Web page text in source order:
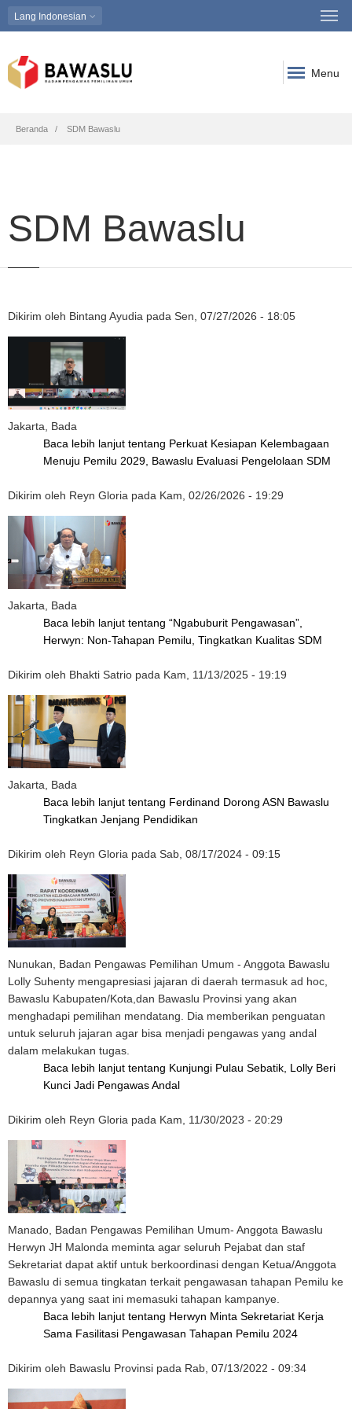
Lang Indonesian
Menu
Breadcrumb
Beranda SDM Bawaslu
SDM Bawaslu
Dikirim oleh Bintang Ayudia pada Sen, 07/27/2026 - 18:05
Jakarta, Bada
Baca lebih lanjut tentang Perkuat Kesiapan Kelembagaan
Menuju Pemilu 2029, Bawaslu Evaluasi Pengelolaan SDM
Dikirim oleh Reyn Gloria pada Kam, 02/26/2026 - 19:29
Jakarta, Bada
Baca lebih lanjut tentang “Ngabuburit Pengawasan”,
Herwyn: Non-Tahapan Pemilu, Tingkatkan Kualitas SDM
Dikirim oleh Bhakti Satrio pada Kam, 11/13/2025 - 19:19
Jakarta, Bada
Baca lebih lanjut tentang Ferdinand Dorong ASN Bawaslu
Tingkatkan Jenjang Pendidikan
Dikirim oleh Reyn Gloria pada Sab, 08/17/2024 - 09:15
Nunukan, Badan Pengawas Pemilihan Umum - Anggota Bawaslu
Lolly Suhenty mengapresiasi jajaran di daerah termasuk ad hoc,
Bawaslu Kabupaten/Kota,dan Bawaslu Provinsi yang akan
menghadapi pemilihan mendatang. Dia memberikan penguatan
untuk seluruh jajaran agar bisa menjadi pengawas yang andal
dalam melakukan tugas.
Baca lebih lanjut tentang Kunjungi Pulau Sebatik, Lolly Beri
Kunci Jadi Pengawas Andal
Dikirim oleh Reyn Gloria pada Kam, 11/30/2023 - 20:29
Manado, Badan Pengawas Pemilihan Umum- Anggota Bawaslu
Herwyn JH Malonda meminta agar seluruh Pejabat dan staf
Sekretariat dapat aktif untuk berkoordinasi dengan Ketua/Anggota
Bawaslu di semua tingkatan terkait pengawasan tahapan Pemilu ke
depannya yang saat ini memasuki tahapan kampanye.
Baca lebih lanjut tentang Herwyn Minta Sekretariat Kerja
Sama Fasilitasi Pengawasan Tahapan Pemilu 2024
Dikirim oleh Bawaslu Provinsi pada Rab, 07/13/2022 - 09:34